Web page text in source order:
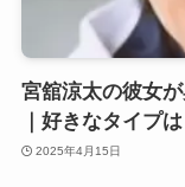
宮舘涼太の彼女
｜好きなタイプは
2025年4月15日